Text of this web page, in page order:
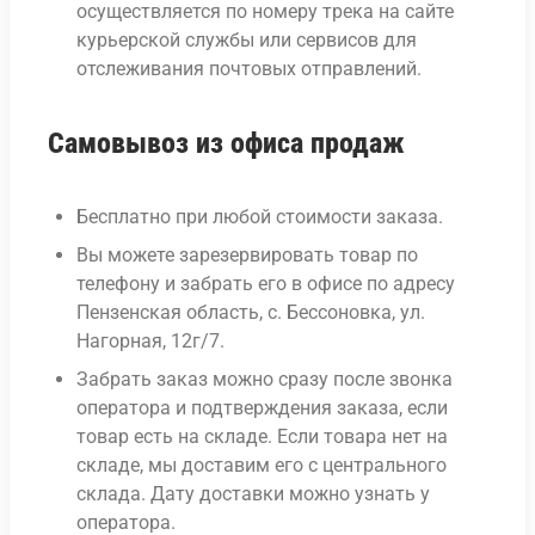
осуществляется по номеру трека на сайте
курьерской службы или сервисов для
отслеживания почтовых отправлений.
Самовывоз из офиса продаж
Бесплатно при любой стоимости заказа.
Вы можете зарезервировать товар по
телефону и забрать его в офисе по адресу
Пензенская область, с. Бессоновка, ул.
Нагорная, 12г/7.
Забрать заказ можно сразу после звонка
оператора и подтверждения заказа, если
товар есть на складе. Если товара нет на
складе, мы доставим его с центрального
склада. Дату доставки можно узнать у
оператора.